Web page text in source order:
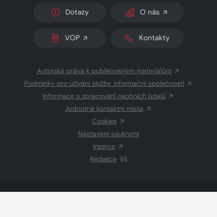
Dotazy O nás
VOP Kontakty
Autorská práva k publikovaným materiálům
Podmínky pro užívání služby informační společnosti
Informace o zpracování osobních údajů
Jednotná kontaktní místa
Cookies
Nastavení soukromí
Inzerce
Redakce